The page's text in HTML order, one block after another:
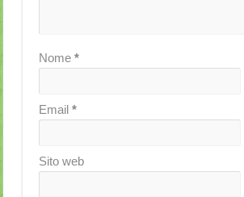
Nome *
Email *
Sito web